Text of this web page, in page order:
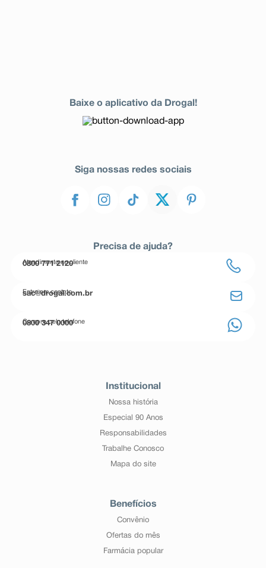
Baixe o aplicativo da Drogal!
Siga nossas redes sociais
Precisa de ajuda?
Atendimento ao cliente
0800 771 2120
Entre em contato
sac@drogal.com.br
Compre pelo telefone
0800 347 0000
Institucional
Nossa história
Especial 90 Anos
Responsabilidades
Trabalhe Conosco
Mapa do site
Benefícios
Convênio
Ofertas do mês
Farmácia popular